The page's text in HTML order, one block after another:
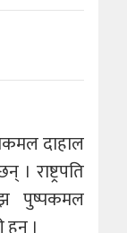
दाहाल
। राष्ट्रपति
पुष्पकमल